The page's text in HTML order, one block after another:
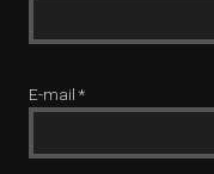
E-mail *